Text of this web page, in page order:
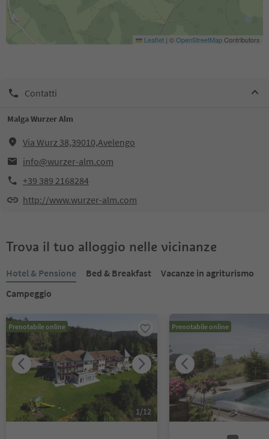
Leaflet | ©OpenStreetMapContributors
Contatti
Malga Wurzer Alm
Via Wurz 38,39010,Avelengo
info@wurzer-alm.com
+39 389 2168284
http://www.wurzer-alm.com
Trova il tuo alloggio nelle vicinanze
Hotel & Pensione Bed & Breakfast
Vacanze in agriturismo
Campeggio
Prenotabile online
1/12
Prenotabile online